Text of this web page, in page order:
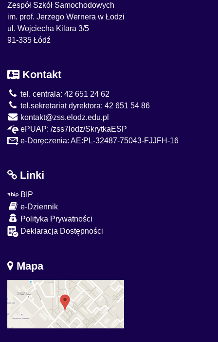
Zespół Szkół Samochodowych
im. prof. Jerzego Wernera w Łodzi
ul. Wojciecha Kilara 3/5
91-335 Łódź
Kontakt
tel. centrala: 42 651 24 62
tel.sekretariat dyrektora: 42 651 54 86
kontakt@zss.elodz.edu.pl
ePUAP: /zss7lodz/SkrytkaESP
e-Doręczenia: AE:PL-32487-75043-FJJFH-16
Linki
BIP
e-Dziennik
Polityka Prywatności
Deklaracja Dostępności
Mapa